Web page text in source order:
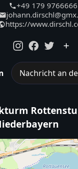
+49 179 9766666
https://
Nachricht an